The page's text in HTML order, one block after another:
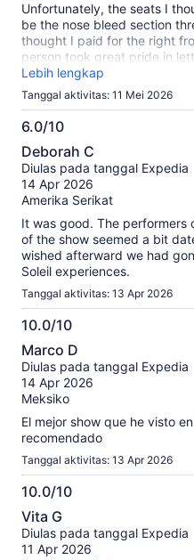
Unfortunately, the seats I
be the nose bleed section
thought I paid for the right
person took great pride in
have had me on the floor
what I paid Expedia. I don’t
assigned at booking but, I
buy my tickets from the
Lebih lengkap
Tanggal aktivitas: 11 Mei 2026
6.0/10
6.0
dari
10
Deborah C
Diulas pada tanggal Expedia
14 Apr 2026
Amerika Serikat
It was good. The performers
of the show seemed a bit
wished afterward we had
Soleil experiences.
Tanggal aktivitas: 13 Apr 2026
10.0/10
10.0
dari
10
Marco D
Diulas pada tanggal Expedia
14 Apr 2026
Meksiko
El mejor show que he visto
recomendado
Tanggal aktivitas: 13 Apr 2026
10.0/10
10.0
dari
10
Vita G
Diulas pada tanggal Expedia
11 Apr 2026